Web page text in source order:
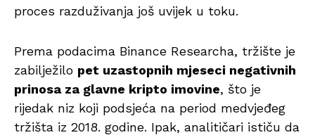
proces razduživanja još uvijek u toku.
Prema podacima Binance Researcha, tržište je
zabilježilo pet uzastopnih mjeseci negativnih
prinosa za glavne kripto imovine, što je
rijedak niz koji podsjeća na period medvjeđeg
tržišta iz 2018. godine. Ipak, analitičari ističu da